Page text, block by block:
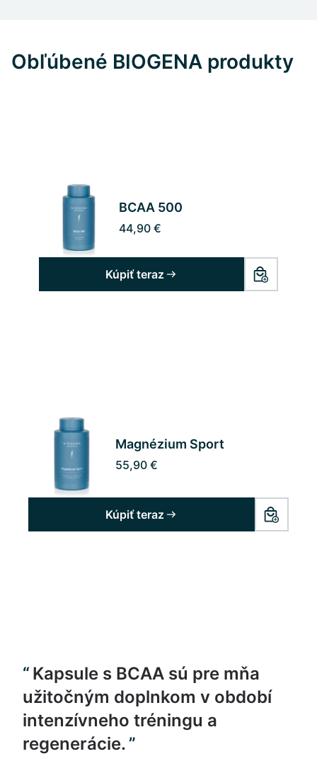
Obľúbené BIOGENA produkty
BCAA 500
44,90 €
Kúpiť teraz
Magnézium Sport
55,90 €
Kúpiť teraz
Kapsule s BCAA sú pre mňa
užitočným doplnkom v období
intenzívneho tréningu a
regenerácie.